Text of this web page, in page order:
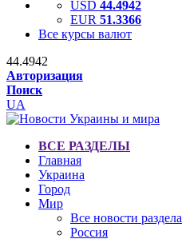
USD 44.4942
EUR 51.3366
Все курсы валют
44.4942
Авторизация
Поиск
UA
ВСЕ РАЗДЕЛЫ
Главная
Украина
Город
Мир
Все новости раздела
Россия